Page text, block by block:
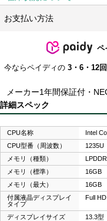
お支払い方法
ペ
今ならペイディの 3・6・12
メーカー1年間保証付・
詳細スペック
CPU名称
Intel
CPU型番（周波数）
1235U
メモリ（種類）
メモリ（標準）
16GB
メモリ（最大）
16GB
付属液晶ディスプレイ
タイプ
Full
ディスプレイサイズ
13.3型